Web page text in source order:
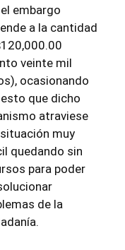
embargo
a la cantidad
veinte mil
ocasionando
que dicho
atraviese
muy
quedando sin
para poder
de la